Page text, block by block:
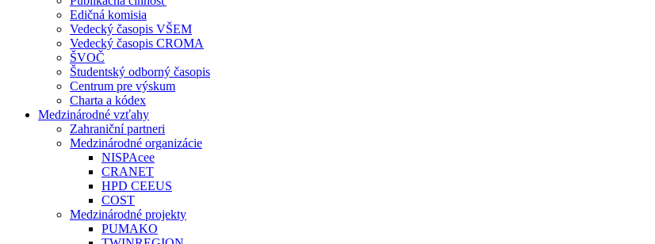
Edičná komisia
Vedecký časopis VŠEM
Vedecký časopis CROMA
ŠVOČ
Študentský odborný časopis
Centrum pre výskum
Charta a kódex
Medzinárodné vzťahy
Zahraniční partneri
Medzinárodné organizácie
NISPAcee
CRANET
HPD CEEUS
COST
Medzinárodné projekty
PUMAKO